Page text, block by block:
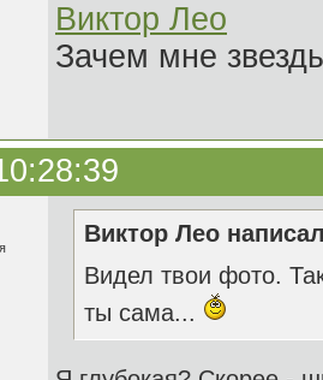
Виктор Лео
Зачем мне
Виктор Лео
Видел твои фото.
ты сама...